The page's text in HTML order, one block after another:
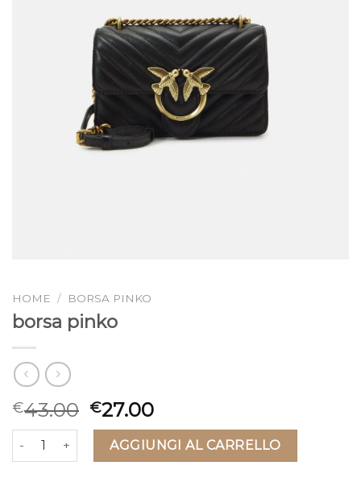
HOME / BORSA PINKO
borsa pinko
€43.00 €27.00
borsa pinko quantitàAGGIUNGI AL CARRELLO